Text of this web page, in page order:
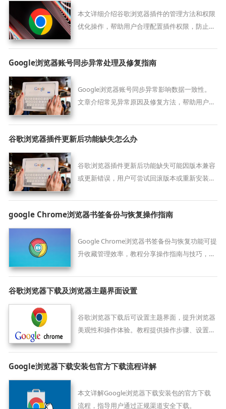
本文详细介绍谷歌浏览器插件的管理方法和权限
优化操作，帮助用户合理配置插件权限，防止隐
和使用体验。
Google浏览器账号同步异常处理及修复指南
Google浏览器账号同步异常影响数据一致性。
文章介绍常见异常原因及修复方法，帮助用户恢
谷歌浏览器插件更新后功能缺失怎么办
谷歌浏览器插件更新后功能缺失可能因版本兼容
或更新错误，用户可尝试回滚版本或重新安装解
google Chrome浏览器书签备份与恢复操作指南
Google Chrome浏览器书签备份与恢复功能可提
升收藏管理效率，教程分享操作指南与技巧，帮
谷歌浏览器下载及浏览器主题界面设置
谷歌浏览器下载后可设置主题界面，提升浏览器
美观性和操作体验。教程提供操作步骤、设置方
Google浏览器下载安装包官方下载流程详解
本文详解Google浏览器下载安装包的官方下载
流程，指导用户通过正规渠道安全下载。